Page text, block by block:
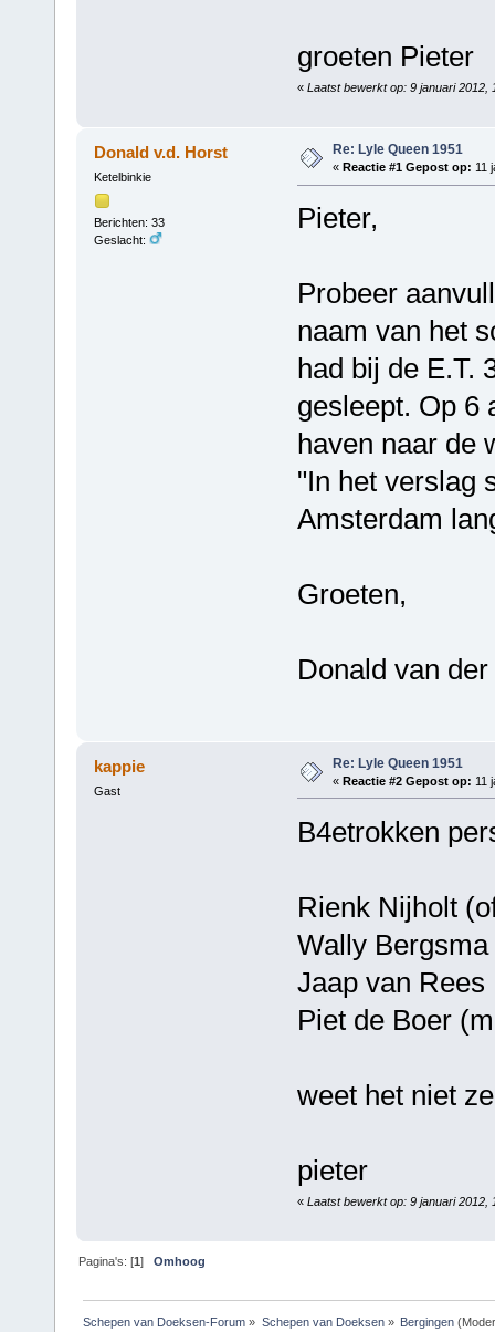
groeten Pieter
« Laatst bewerkt op: 9 januari 2012,
Donald v.d. Horst
Ketelbinkie
Berichten: 33
Geslacht:
Re: Lyle Queen 1951
« Reactie #1 Gepost op: 11
Pieter,
Probeer
naam van het
had bij de E.T.
gesleept. Op 6
haven naar de
"In het verslag
Amsterdam
Groeten,
Donald van
kappie
Gast
Re: Lyle Queen 1951
« Reactie #2 Gepost op: 11
B4etrokken
Rienk Nijholt
Wally Bergsma
Jaap van Rees
Piet de Boer
weet het niet
pieter
« Laatst bewerkt op: 9 januari 2012,
Pagina's: [1]Omhoog
Schepen van Doeksen-Forum » Schepen van Doeksen» Bergingen